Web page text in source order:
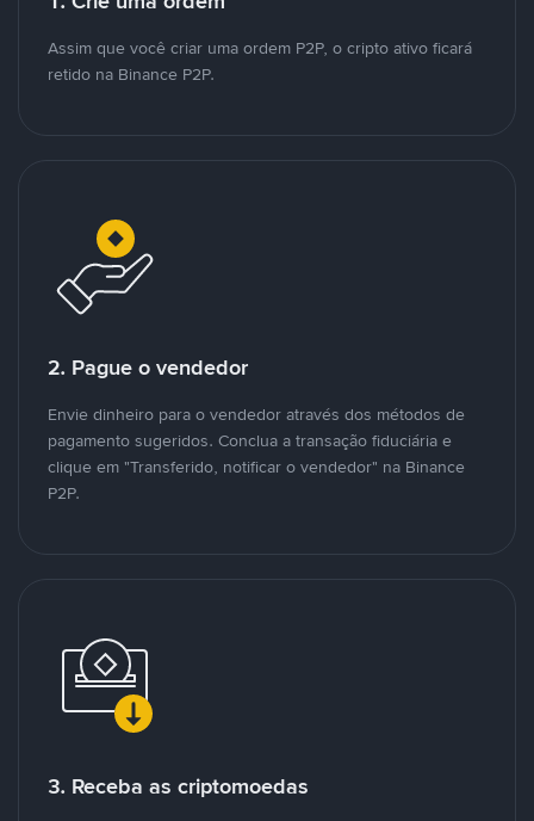
Assim que você criar uma ordem P2P, o cripto ativo ficará
retido na Binance P2P.
2. Pague o vendedor
Envie dinheiro para o vendedor através dos métodos de
pagamento sugeridos. Conclua a transação fiduciária e
clique em "Transferido, notificar o vendedor" na Binance
P2P.
3. Receba as criptomoedas